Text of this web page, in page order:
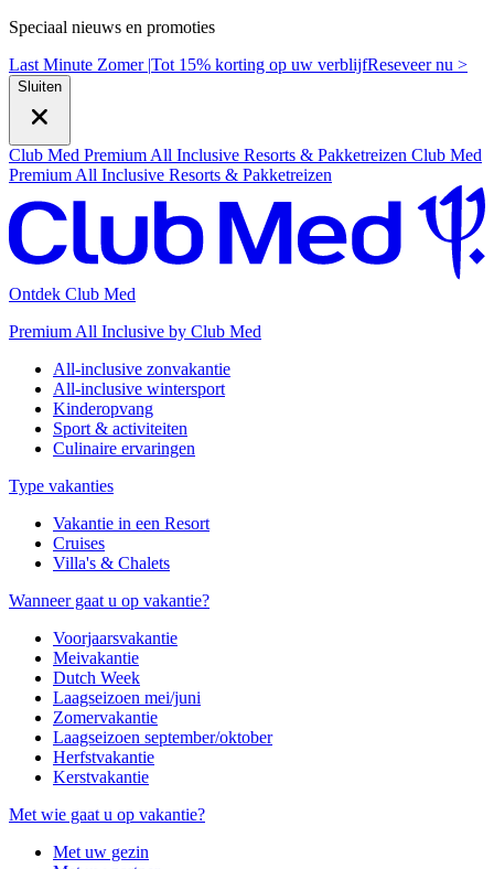
Speciaal nieuws en promoties
Last Minute Zomer |Tot 15% korting op uw verblijfReseveer nu >
Sluiten
Club Med Premium All Inclusive Resorts & Pakketreizen Club Med
Premium All Inclusive Resorts & Pakketreizen
Ontdek Club Med
Premium All Inclusive by Club Med
All-inclusive zonvakantie
All-inclusive wintersport
Kinderopvang
Sport & activiteiten
Culinaire ervaringen
Type vakanties
Vakantie in een Resort
Cruises
Villa's & Chalets
Wanneer gaat u op vakantie?
Voorjaarsvakantie
Meivakantie
Dutch Week
Laagseizoen mei/juni
Zomervakantie
Laagseizoen september/oktober
Herfstvakantie
Kerstvakantie
Met wie gaat u op vakantie?
Met uw gezin